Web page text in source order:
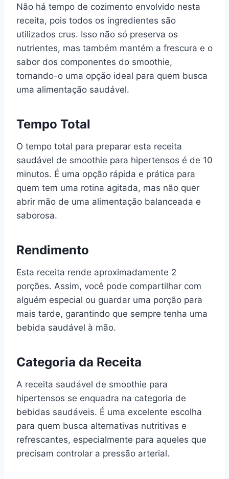
Não há tempo de cozimento envolvido nesta
receita, pois todos os ingredientes são
utilizados crus. Isso não só preserva os
nutrientes, mas também mantém a frescura e o
sabor dos componentes do smoothie,
tornando-o uma opção ideal para quem busca
uma alimentação saudável.
Tempo Total
O tempo total para preparar esta receita
saudável de smoothie para hipertensos é de 10
minutos. É uma opção rápida e prática para
quem tem uma rotina agitada, mas não quer
abrir mão de uma alimentação balanceada e
saborosa.
Rendimento
Esta receita rende aproximadamente 2
porções. Assim, você pode compartilhar com
alguém especial ou guardar uma porção para
mais tarde, garantindo que sempre tenha uma
bebida saudável à mão.
Categoria da Receita
A receita saudável de smoothie para
hipertensos se enquadra na categoria de
bebidas saudáveis. É uma excelente escolha
para quem busca alternativas nutritivas e
refrescantes, especialmente para aqueles que
precisam controlar a pressão arterial.